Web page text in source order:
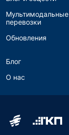
Мультимодальные
перевозки
Обновления
Блог
О нас